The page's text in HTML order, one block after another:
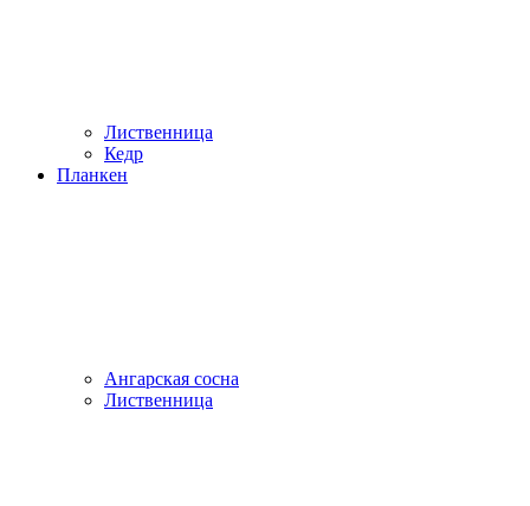
Лиственница
Кедр
Планкен
Ангарская сосна
Лиственница